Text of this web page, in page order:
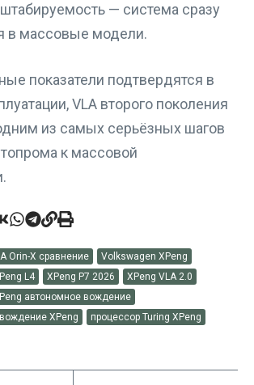
— система сразу
в массовые модели.
показатели подтвердятся в
VLA второго поколения
из самых серьёзных шагов
к массовой
Orin-X сравнение
Volkswagen XPeng
L4 XPeng P7 2026
XPeng VLA 2.0
автономное вождение
XPeng
процессор Turing XPeng